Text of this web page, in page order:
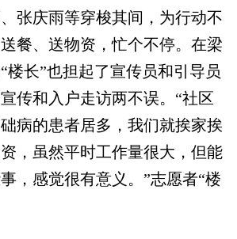
张庆雨等穿梭其间，为行动不
餐、送物资，忙个不停。在梁
楼长”也担起了宣传员和引导员
传和入户走访两不误。“社区
病的患者居多，我们就挨家挨
，虽然平时工作量很大，但能
，感觉很有意义。”志愿者“楼